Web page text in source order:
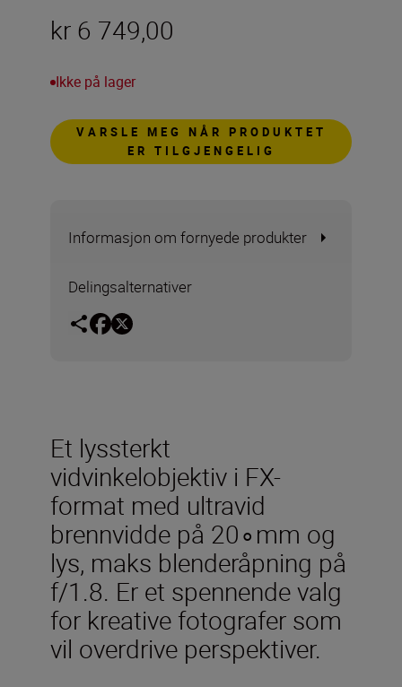
kr 6 749,00
Ikke på lager
VARSLE MEG NÅR PRODUKTET
ER TILGJENGELIG
Informasjon om fornyede produkter
Delingsalternativer
Et lyssterkt
vidvinkelobjektiv i FX-
format med ultravid
brennvidde på 20∘mm og
lys, maks blenderåpning på
f/1.8. Er et spennende valg
for kreative fotografer som
vil overdrive perspektiver.